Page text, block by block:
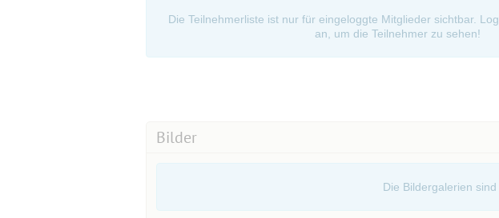
Die Teilnehmerliste ist nur für eingeloggte Mitglieder sichtbar.
an, um die Teilnehmer zu sehen!
Bilder
Die Bildergalerien